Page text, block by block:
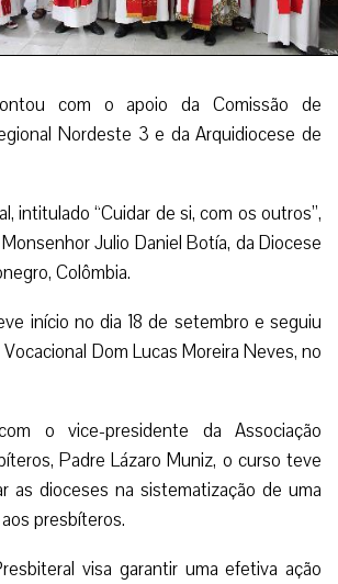
com o apoio da Comissão de
Nordeste 3 e da Arquidiocese de
intitulado “Cuidar de si, com os outros”,
Julio Daniel Botía, da Diocese
Colômbia.
início no dia 18 de setembro e seguiu
Dom Lucas Moreira Neves, no
o vice-presidente da Associação
Padre Lázaro Muniz, o curso teve
as dioceses na sistematização de uma
presbíteros.
visa garantir uma efetiva ação